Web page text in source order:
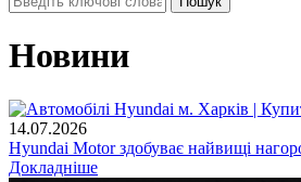
Новини
14.07.2026
Hyundai Motor здобуває найвищі
Докладніше